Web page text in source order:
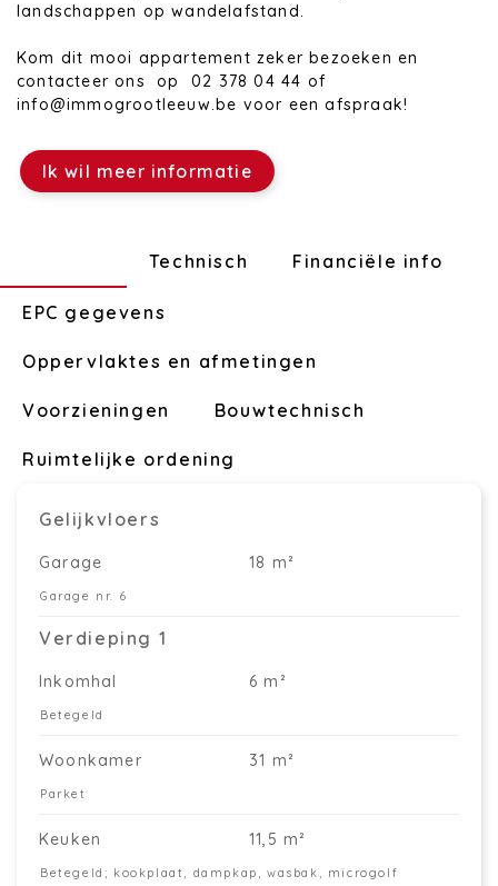
landschappen op wandelafstand.
Kom dit mooi appartement zeker bezoeken en
contacteer ons op 02 378 04 44 of
info@immogrootleeuw.be voor een afspraak!
Ik wil meer informatie
Technisch Financiële info
EPC gegevens
Oppervlaktes en afmetingen
Voorzieningen Bouwtechnisch
Ruimtelijke ordening
Gelijkvloers
Garage 18 m²
Garage nr. 6
Verdieping 1
Inkomhal 6 m²
Betegeld
Woonkamer 31 m²
Parket
Keuken 11,5 m²
Betegeld; kookplaat, dampkap, wasbak, microgolf